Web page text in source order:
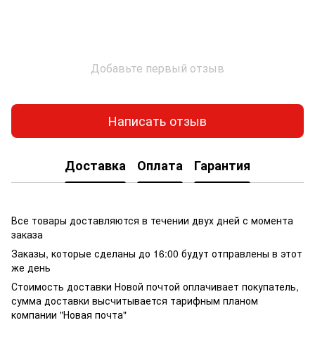
Добавьте первый отзыв
Написать отзыв
Доставка Оплата Гарантия
Все товары доставляются в течении двух дней с момента
заказа
Заказы, которые сделаны до 16:00 будут отправлены в этот
же день
Стоимость доставки Новой почтой оплачивает покупатель,
сумма доставки высчитывается тарифным планом
компании "Новая почта"